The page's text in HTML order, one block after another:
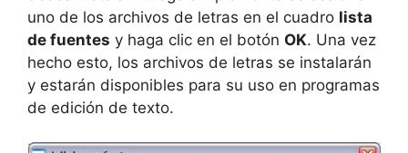
uno de los archivos de letras en el cuadro lista
de fuentes y haga clic en el botón OK. Una vez
hecho esto, los archivos de letras se instalarán
y estarán disponibles para su uso en programas
de edición de texto.